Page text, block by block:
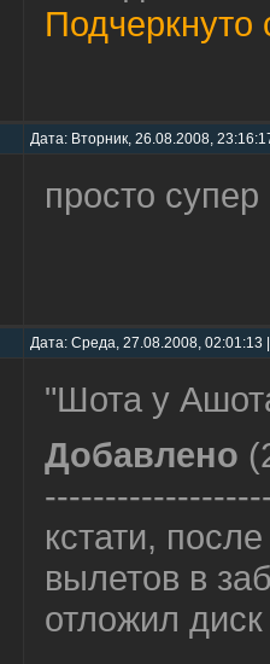
Подчеркнуто
Дата: Вторник, 26.08.2008,
просто
Дата: Среда, 27.08.2008,
"Шота у
Добавлено
кстати,
вылетов в
отложил